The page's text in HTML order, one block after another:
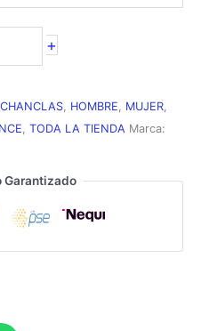
+
CHANCLAS, HOMBRE, MUJER,
, TODA LA TIENDA Marca:
Garantizado